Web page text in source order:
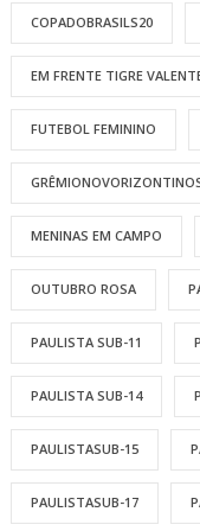
COPADOBRASILS20
EM FRENTE TIGRE
FUTEBOL FEMININO
MENINAS EM CAMPO
OUTUBRO ROSA
PAULISTA SUB-11
PAULISTA SUB-14
PAULISTASUB-15
PAULISTASUB-17